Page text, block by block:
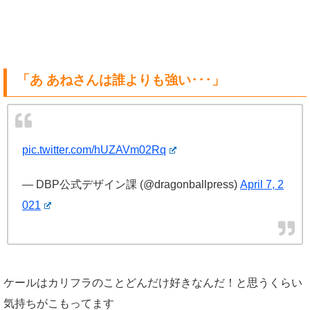
「あ あねさんは誰よりも強い･･･」
pic.twitter.com/hUZAVm02Rq
— DBP公式デザイン課 (@dragonballpress) April 7, 2
021
ケールはカリフラのことどんだけ好きなんだ！と思うくらい
気持ちがこもってます